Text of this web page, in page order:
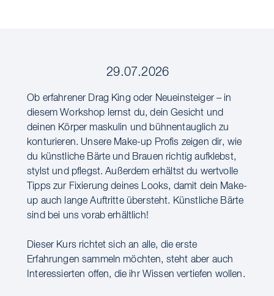
29.07.2026
Ob erfahrener Drag King oder Neueinsteiger – in
diesem Workshop lernst du, dein Gesicht und
deinen Körper maskulin und bühnentauglich zu
konturieren. Unsere Make-up Profis zeigen dir, wie
du künstliche Bärte und Brauen richtig aufklebst,
stylst und pflegst. Außerdem erhältst du wertvolle
Tipps zur Fixierung deines Looks, damit dein Make-
up auch lange Auftritte übersteht. Künstliche Bärte
sind bei uns vorab erhältlich!
Dieser Kurs richtet sich an alle, die erste
Erfahrungen sammeln möchten, steht aber auch
Interessierten offen, die ihr Wissen vertiefen wollen.